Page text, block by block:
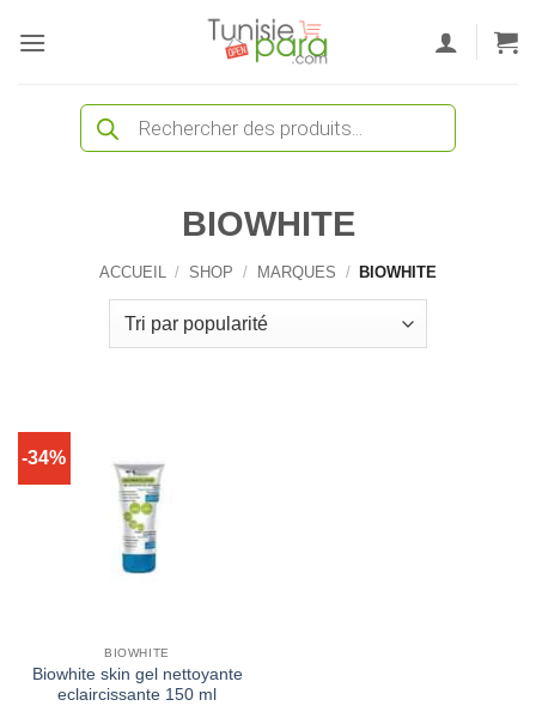
Recherche
produits
BIOWHITE
ACCUEIL / SHOP / MARQUES / BIOWHITE
-34%
BIOWHITE
Biowhite skin gel nettoyante
eclaircissante 150 ml